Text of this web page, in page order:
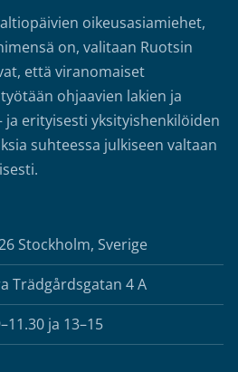
oikeusasiamiehet,
on, valitaan Ruotsin
että viranomaiset
ohjaavien lakien ja
ja erityisesti yksityishenkilöiden
suhteessa julkiseen valtaan
Stockholm, Sverige
Trädgårdsgatan 4 A
ja 13–15